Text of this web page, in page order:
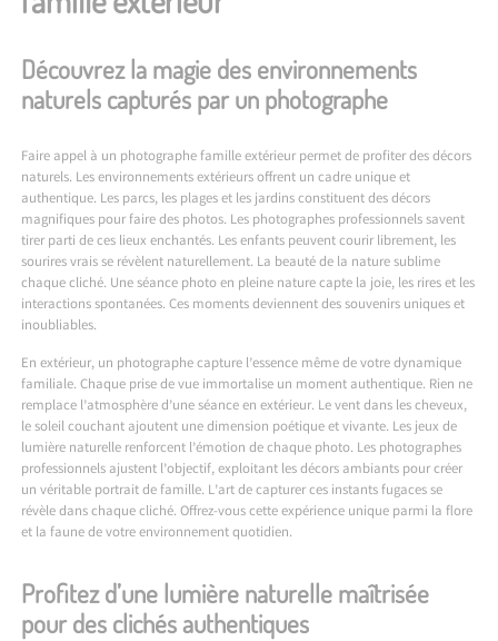
Découvrez la magie des environnements
naturels capturés par un photographe
Faire appel à un photographe famille extérieur permet de profiter des décors
naturels. Les environnements extérieurs offrent un cadre unique et
authentique. Les parcs, les plages et les jardins constituent des décors
magnifiques pour faire des photos. Les photographes professionnels savent
tirer parti de ces lieux enchantés. Les enfants peuvent courir librement, les
sourires vrais se révèlent naturellement. La beauté de la nature sublime
chaque cliché. Une séance photo en pleine nature capte la joie, les rires et les
interactions spontanées. Ces moments deviennent des souvenirs uniques et
inoubliables.
En extérieur, un photographe capture l’essence même de votre dynamique
familiale. Chaque prise de vue immortalise un moment authentique. Rien ne
remplace l’atmosphère d’une séance en extérieur. Le vent dans les cheveux,
le soleil couchant ajoutent une dimension poétique et vivante. Les jeux de
lumière naturelle renforcent l’émotion de chaque photo. Les photographes
professionnels ajustent l’objectif, exploitant les décors ambiants pour créer
un véritable portrait de famille. L’art de capturer ces instants fugaces se
révèle dans chaque cliché. Offrez-vous cette expérience unique parmi la flore
et la faune de votre environnement quotidien.
Profitez d’une lumière naturelle maîtrisée
pour des clichés authentiques